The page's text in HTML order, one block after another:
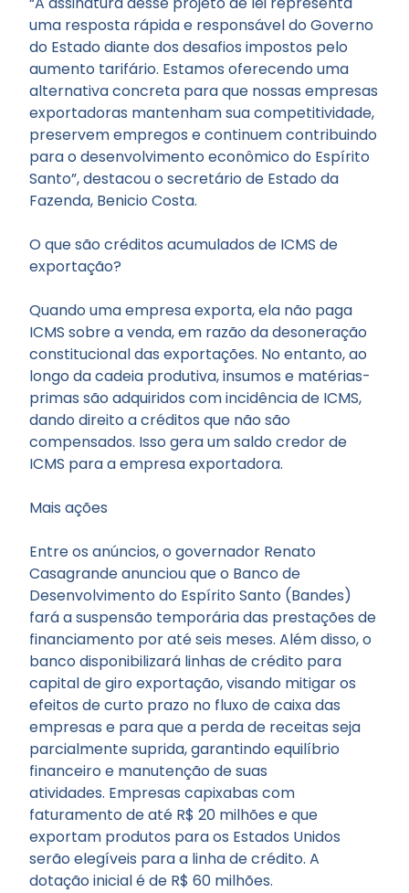
uma resposta rápida e responsável do Governo
do Estado diante dos desafios impostos pelo
aumento tarifário. Estamos oferecendo uma
alternativa concreta para que nossas empresas
exportadoras mantenham sua competitividade,
preservem empregos e continuem contribuindo
para o desenvolvimento econômico do Espírito
Santo”, destacou o secretário de Estado da
Fazenda, Benicio Costa.
O que são créditos acumulados de ICMS de
exportação?
Quando uma empresa exporta, ela não paga
ICMS sobre a venda, em razão da desoneração
constitucional das exportações. No entanto, ao
longo da cadeia produtiva, insumos e matérias-
primas são adquiridos com incidência de ICMS,
dando direito a créditos que não são
compensados. Isso gera um saldo credor de
ICMS para a empresa exportadora.
Mais ações
Entre os anúncios, o governador Renato
Casagrande anunciou que o Banco de
Desenvolvimento do Espírito Santo (Bandes)
fará a suspensão temporária das prestações de
financiamento por até seis meses. Além disso, o
banco disponibilizará linhas de crédito para
capital de giro exportação, visando mitigar os
efeitos de curto prazo no fluxo de caixa das
empresas e para que a perda de receitas seja
parcialmente suprida, garantindo equilíbrio
financeiro e manutenção de suas
atividades. Empresas capixabas com
faturamento de até R$ 20 milhões e que
exportam produtos para os Estados Unidos
serão elegíveis para a linha de crédito. A
dotação inicial é de R$ 60 milhões.